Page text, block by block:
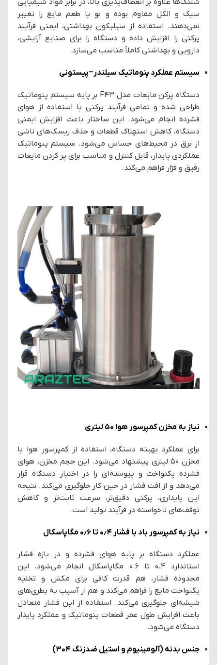
شلنگ‌ها علاوه بر انعطاف‌پذیری بالا، در برابر مواد شیمیایی
سبک و الکل مقاوم بوده و بو یا طعم مایع را تغییر
نمی‌دهند. استفاده از سیلیکون بهداشتی، ایمنی فرآیند
پرکنی را افزایش داده و دستگاه را برای صنایع آرایشی،
دارویی و بهداشتی کاملاً مناسب می‌سازد.
سیستم عملکرد پنوماتیک سیلندر–پیستونی
دستگاه پرکن مایعات مدل F43 بر پایه سیستم پنوماتیک
طراحی شده و تمامی فرآیند پرکنی با استفاده از هوای
فشرده انجام می‌شود. این ساختار باعث افزایش ایمنی
دستگاه، کاهش استهلاک قطعات و حذف ریسک‌های ناشی
از برق در محیط‌های حساس می‌شود. سیستم پنوماتیک
عملکردی پایدار، قابل کنترل و مناسب برای پر کردن مایعات
رقیق و فرّار فراهم می‌کند.
نیاز به مخزن کمپرسور هوا ۵۰ لیتری
برای عملکرد بهینه دستگاه، استفاده از کمپرسور هوا با
مخزن ۵۰ لیتری پیشنهاد می‌شود. این حجم مخزن، هوای
فشرده یکنواخت و پیوسته‌ای را در اختیار دستگاه قرار
می‌دهد و از افت فشار در حین کار جلوگیری می‌کند. نتیجه
این پایداری، پرکنی دقیق‌تر، سرعت ثابت‌تر و کاهش
توقف‌های ناخواسته در فرآیند تولید است.
نیاز به کمپرسور باد با فشار ۰٫۴ تا ۰٫۶ مگاپاسکال
عملکرد دستگاه بر پایه هوای فشرده و در بازه فشار
استاندارد ۰.۴ تا ۰.۶ مگاپاسکال انجام می‌شود. این
محدوده فشار، هم قدرت کافی برای مکش و تخلیه
یکنواخت مایع را فراهم می‌کند و هم از آسیب به بطری‌های
شیشه‌ای جلوگیری می‌کند. استفاده از این فشار متعادل
باعث افزایش طول عمر قطعات پنوماتیک و عملکرد پایدار
دستگاه می‌شود.
جنس بدنه (آلومینیوم و استیل ضدزنگ 304)